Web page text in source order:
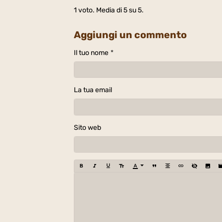
1 voto. Media di5su 5.
Aggiungi un commento
Il tuo nome
La tua email
Sito web